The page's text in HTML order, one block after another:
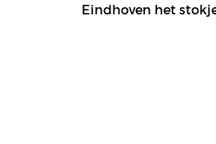
Eindhoven het